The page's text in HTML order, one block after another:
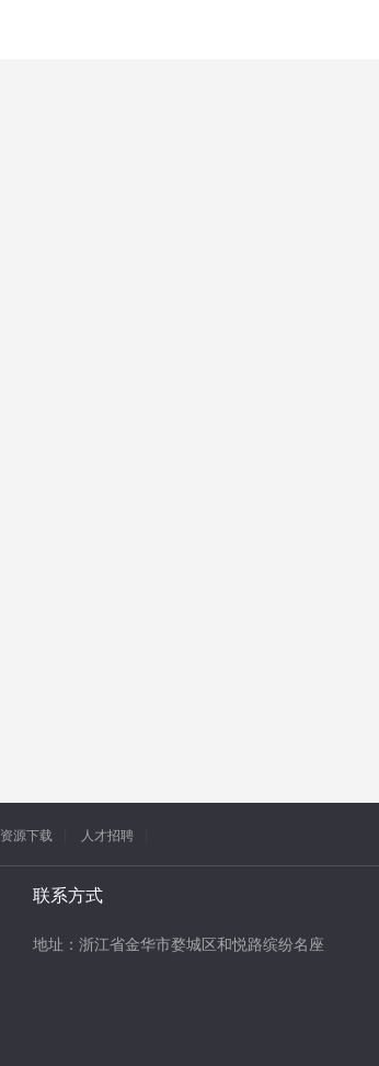
资源下载 人才招聘
联系方式
地址：浙江省金华市婺城区和悦路缤纷名座